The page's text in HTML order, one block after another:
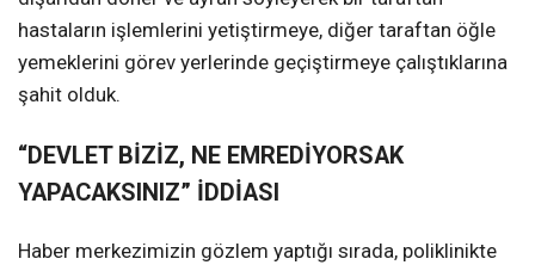
hastaların işlemlerini yetiştirmeye, diğer taraftan öğle
yemeklerini görev yerlerinde geçiştirmeye çalıştıklarına
şahit olduk.
“DEVLET BİZİZ, NE EMREDİYORSAK
YAPACAKSINIZ” İDDİASI
Haber merkezimizin gözlem yaptığı sırada, poliklinikte